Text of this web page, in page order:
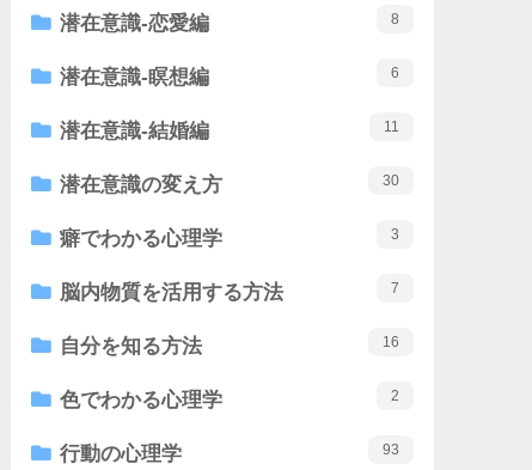
潜在意識-恋愛編 8
潜在意識-瞑想編 6
潜在意識-結婚編 11
潜在意識の変え方 30
癖でわかる心理学 3
脳内物質を活用する方法 7
自分を知る方法 16
色でわかる心理学 2
行動の心理学 93